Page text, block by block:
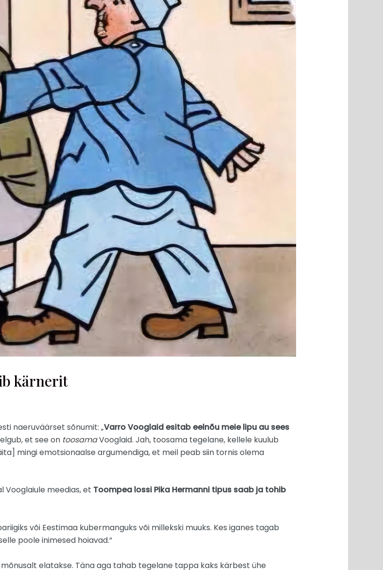
kärnerit
naeruväärset sõnumit: „Varro Vooglaid esitab eelnõu meie lipu au sees
et see on toosamaVooglaid. Jah, toosama tegelane, kellele kuulub
mingi emotsionaalse argumendiga, et meil peab siin tornis olema
Vooglaiule meedias, et Toompea lossi Pika Hermanni tipus saab ja tohib
või Eestimaa kubermanguks või millekski muuks. Kes iganes tagab
poole inimesed hoiavad.“
mõnusalt elatakse. Täna aga tahab tegelane tappa kaks kärbest ühe